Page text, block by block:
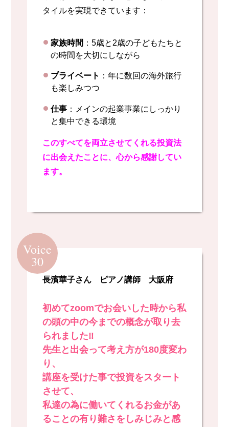
タイルを実現できています：
家族時間 ：5歳と2歳の子どもたちと
の時間を大切にしながら
プライベート ：年に数回の海外旅行
も楽しみつつ
仕事 ：メインの起業事業にしっかり
と集中できる環境
このすべてを両立させてくれる投資法
に出会えたことに、心から感謝してい
ます。
Voice
30
長濱華子さん ピアノ講師 大阪府
初めてzoomでお会いした時から私
の頭の中の今までの概念が取り去
られました‼️
先生と出会って考え方が180度変わ
り、
講座を受けた事で投資をスタート
させて、
私達の為に働いてくれるお金があ
ることの有り難さをしみじみと感